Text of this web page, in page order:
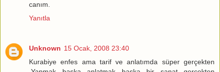
canım.
Yanıtla
Unknown 15 Ocak, 2008 23:40
Kurabiye enfes ama tarif ve anlatımda süper gerçekten